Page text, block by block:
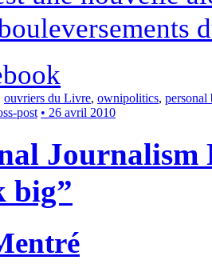
ouvriers du Livre, ownipolitics, personal
post • 26 avril 2010
Journalism
big”